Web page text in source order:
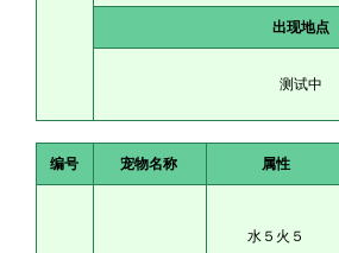
出现地点
测试中
编号 宠物名称 属性
水５火５